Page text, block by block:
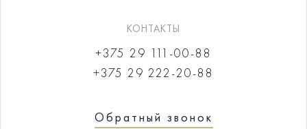
КОНТАКТЫ
+375 29 111-00-88
+375 29 222-20-88
Обратный звонок